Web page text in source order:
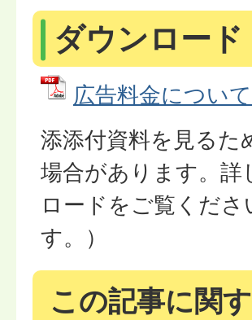
ダウンロード
広告料金につい
添添付資料を見る
場合があります。
ロードをご覧くだ
す。）
この記事に関